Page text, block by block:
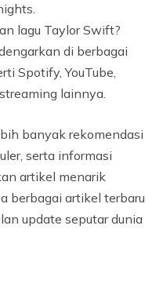
lagu Taylor Swift?
di berbagai
Spotify, YouTube,
lainnya.
banyak rekomendasi
serta informasi
artikel menarik
berbagai artikel terbaru
update seputar dunia